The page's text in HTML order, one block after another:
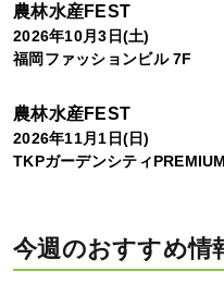
農林水産FEST
2026年10月3日(土)
福岡ファッションビル 7F
農林水産FEST
2026年11月1日(日)
TKPガーデンシティ
今週のおすすめ情